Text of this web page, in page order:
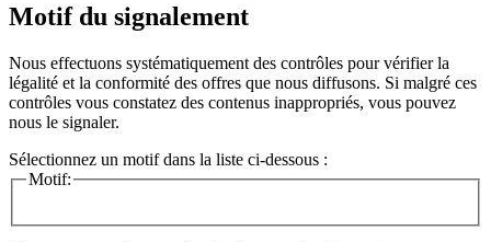
Motif du signalement
Nous effectuons systématiquement des contrôles pour vérifier la
légalité et la conformité des offres que nous diffusons. Si malgré ces
contrôles vous constatez des contenus inappropriés, vous pouvez
nous le signaler.
Sélectionnez un motif dans la liste ci-dessous :
Motif: